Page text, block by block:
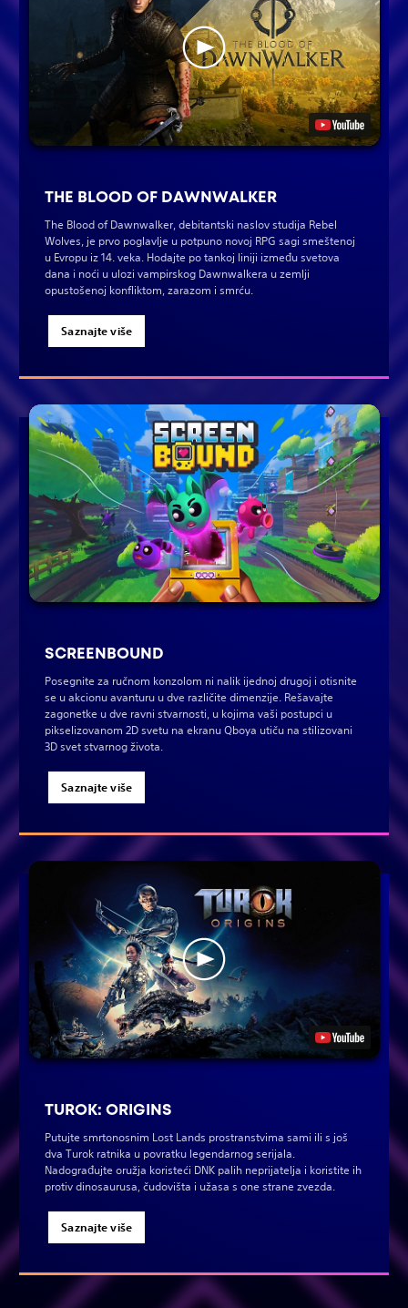
THE BLOOD OF DAWNWALKER
The Blood of Dawnwalker, debitantski naslov studija Rebel
Wolves, je prvo poglavlje u potpuno novoj RPG sagi smeštenoj
u Evropu iz 14. veka. Hodajte po tankoj liniji između svetova
dana i noći u ulozi vampirskog Dawnwalkera u zemlji
opustošenoj konfliktom, zarazom i smrću.
Saznajte više
SCREENBOUND
Posegnite za ručnom konzolom ni nalik ijednoj drugoj i otisnite
se u akcionu avanturu u dve različite dimenzije. Rešavajte
zagonetke u dve ravni stvarnosti, u kojima vaši postupci u
pikselizovanom 2D svetu na ekranu Qboya utiču na stilizovani
3D svet stvarnog života.
Saznajte više
TUROK: ORIGINS
Putujte smrtonosnim Lost Lands prostranstvima sami ili s još
dva Turok ratnika u povratku legendarnog serijala.
Nadograđujte oružja koristeći DNK palih neprijatelja i koristite ih
protiv dinosaurusa, čudovišta i užasa s one strane zvezda.
Saznajte više